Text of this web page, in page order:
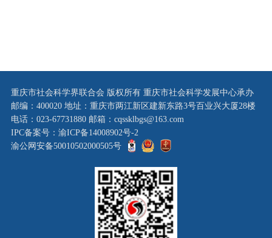
重庆市社会科学界联合会 版权所有 重庆市社会科学发展中心承办
邮编：400020 地址：重庆市两江新区建新东路3号百业兴大厦28楼
电话：023-67731880 邮箱：cqssklbgs@163.com
IPC备案号：渝ICP备14008902号-2
渝公网安备50010502000505号